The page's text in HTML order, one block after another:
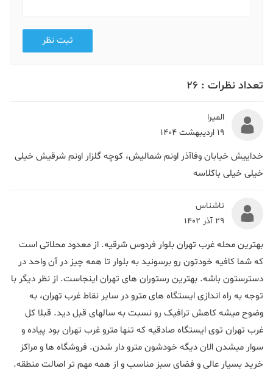
ثبت نظر
تعداد نظرات : 26
المیرا
19 اردیبهشت 1404
خداییش خیابان وفاآذر اونم شمالیش، کوچه گلزار اونم شرقیش خیلی
خیلی خیلی باکلاسه
ناشناس
29 آذر 1402
بهترین محله غرب تهران بلوار فردوس شرقیه. از معدود محلاتی است
که شما کافیه خودتون رو برسونید به بلوار تا همه چیز در آن واحد در
دسترستون باشه. بهترین رستوران های تهران اینجاست. از نظر دیگر با
توجه به راه اندازی ایستگاه های مترو در سایر نقاط غرب تهران، به
وضوح میشه کاهش ترافیک رو نسبت به سالهای قبل دید. قبلا کل
غرب تهران توی ایستگاه صادقیه که تنها مترو غرب تهران بود پیاده و
سوار میشدن الان دیگه خودشون مترو دار شدن. فروشگاه ها و مراکز
خرید بسیار عالی و فضای سبز مناسب و از همه مهم تر اصالت منطقه.